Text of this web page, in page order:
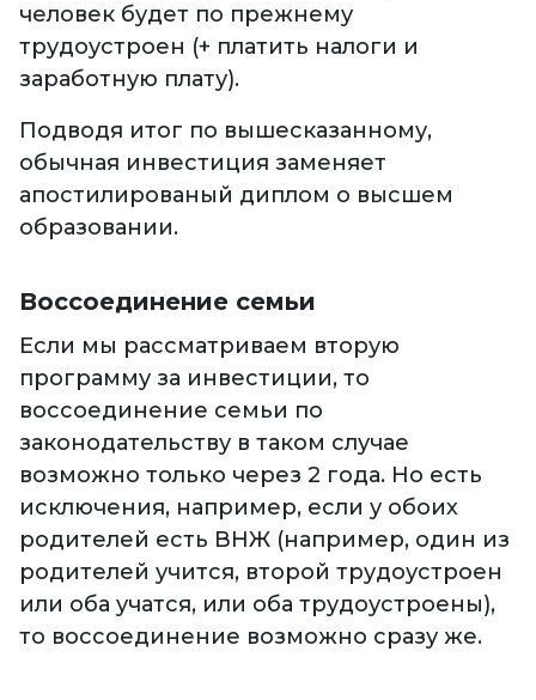
человек будет по прежнему
трудоустроен (+ платить налоги и
заработную плату).
Подводя итог по вышесказанному,
обычная инвестиция заменяет
апостилированый диплом о высшем
образовании.
Воссоединение семьи
Если мы рассматриваем вторую
программу за инвестиции, то
воссоединение семьи по
законодательству в таком случае
возможно только через 2 года. Но есть
исключения, например, если у обоих
родителей есть ВНЖ (например, один из
родителей учится, второй трудоустроен
или оба учатся, или оба трудоустроены),
то воссоединение возможно сразу же.